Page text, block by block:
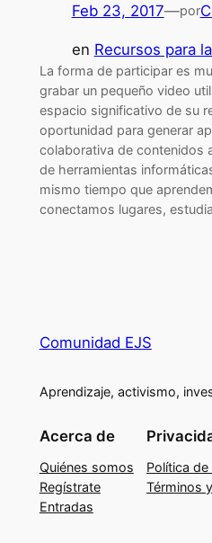
Feb 23, 2017—por
en Recursos para
La forma de participar es
grabar un pequeño video
espacio significativo de su
oportunidad para generar
colaborativa de contenidos
de herramientas
mismo tiempo que
conectamos lugares,
Comunidad EJS
Aprendizaje, activismo,
Acerca de
Quiénes somos
Regístrate
Entradas
Política
Términos